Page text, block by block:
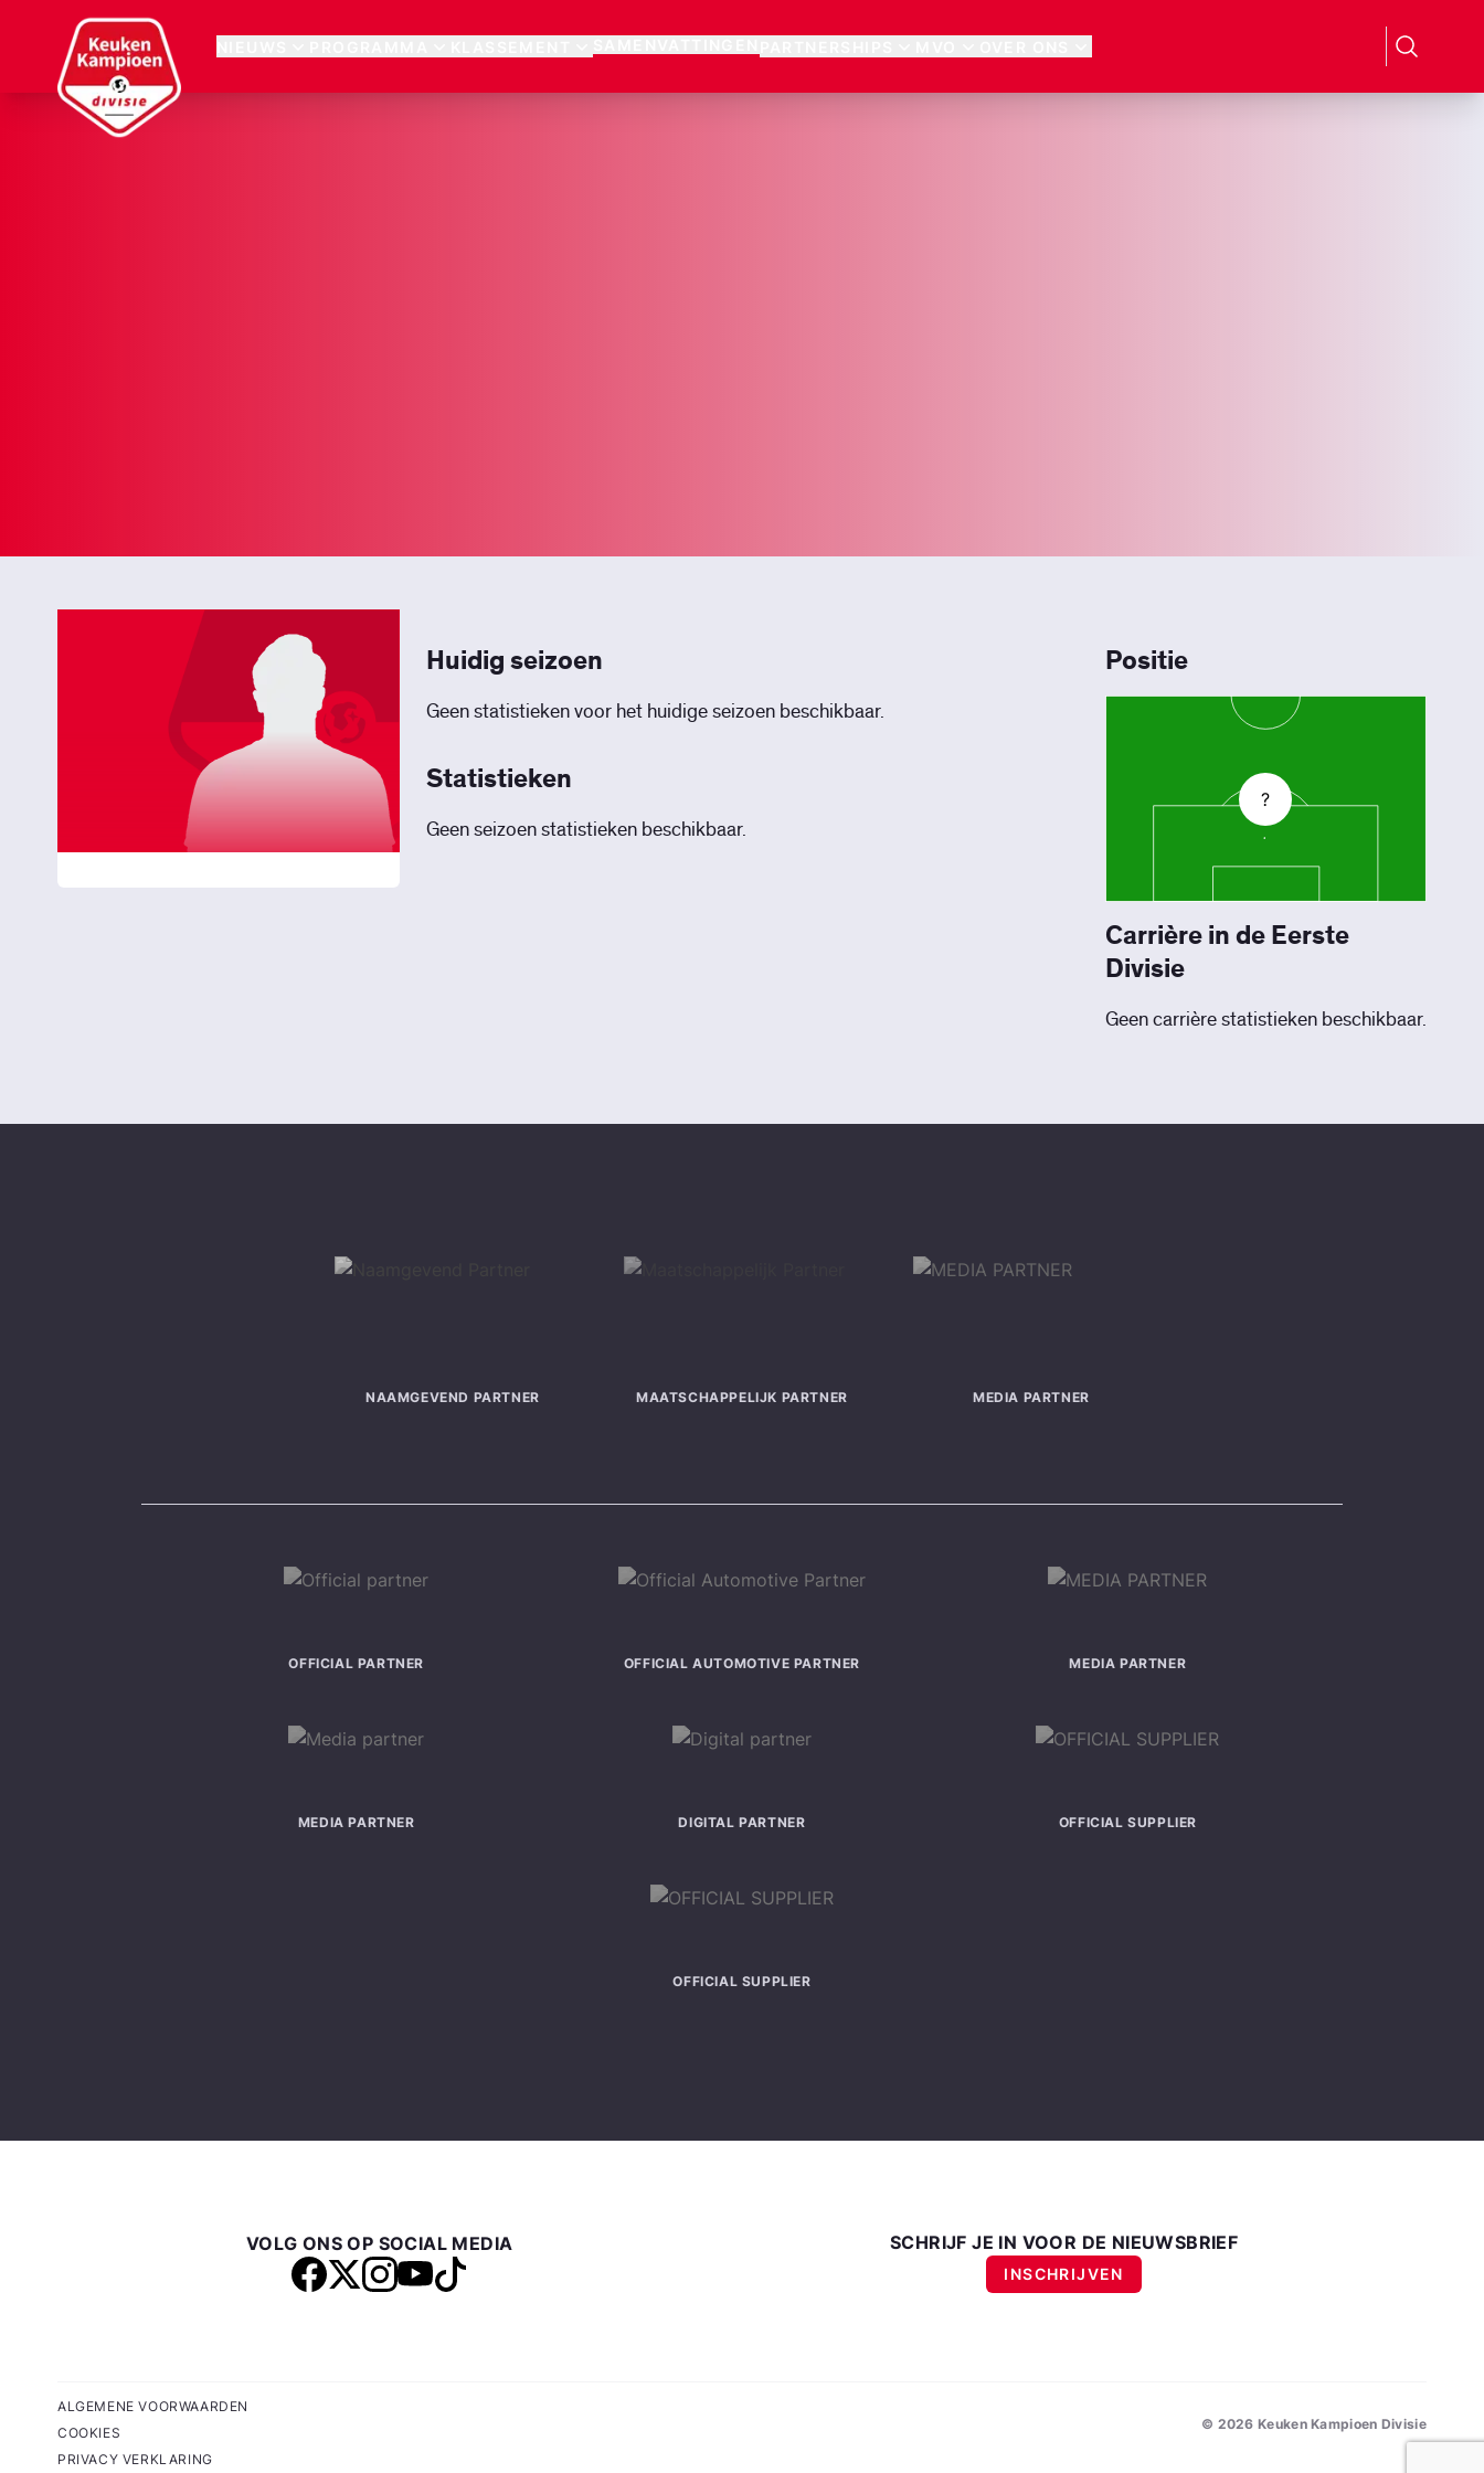
Keuken Kampioen Divisie
Huidig seizoen
Geen statistieken voor het huidige seizoen beschikbaar.
Statistieken
Geen seizoen statistieken beschikbaar.
Positie
?
Carrière in de Eerste
Divisie
Geen carrière statistieken beschikbaar.
NAAMGEVEND PARTNER MAATSCHAPPELIJK PARTNER MEDIA PARTNER
OFFICIAL PARTNER OFFICIAL AUTOMOTIVE PARTNER MEDIA PARTNER
MEDIA PARTNER DIGITAL PARTNER OFFICIAL SUPPLIER
OFFICIAL SUPPLIER
VOLG ONS OP SOCIAL MEDIA SCHRIJF JE IN VOOR DE NIEUWSBRIEF
INSCHRIJVEN
ALGEMENE VOORWAARDEN
COOKIES
PRIVACY VERKLARING
© 2026 Keuken Kampioen Divisie